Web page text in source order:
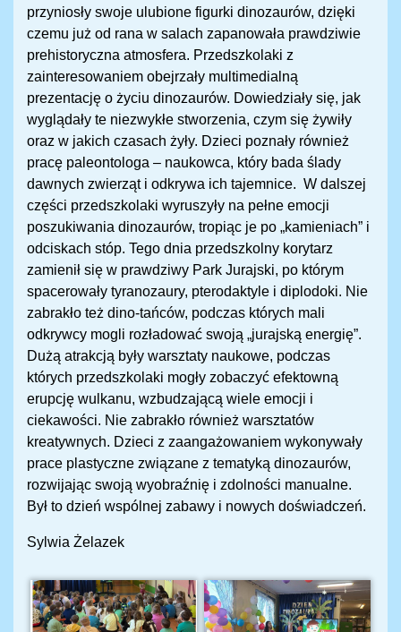
przyniosły swoje ulubione figurki dinozaurów, dzięki
czemu już od rana w salach zapanowała prawdziwie
prehistoryczna atmosfera. Przedszkolaki z
zainteresowaniem obejrzały multimedialną
prezentację o życiu dinozaurów. Dowiedziały się, jak
wyglądały te niezwykłe stworzenia, czym się żywiły
oraz w jakich czasach żyły. Dzieci poznały również
pracę paleontologa – naukowca, który bada ślady
dawnych zwierząt i odkrywa ich tajemnice. W dalszej
części przedszkolaki wyruszyły na pełne emocji
poszukiwania dinozaurów, tropiąc je po „kamieniach” i
odciskach stóp. Tego dnia przedszkolny korytarz
zamienił się w prawdziwy Park Jurajski, po którym
spacerowały tyranozaury, pterodaktyle i diplodoki. Nie
zabrakło też dino-tańców, podczas których mali
odkrywcy mogli rozładować swoją „jurajską energię”.
Dużą atrakcją były warsztaty naukowe, podczas
których przedszkolaki mogły zobaczyć efektowną
erupcję wulkanu, wzbudzającą wiele emocji i
ciekawości. Nie zabrakło również warsztatów
kreatywnych. Dzieci z zaangażowaniem wykonywały
prace plastyczne związane z tematyką dinozaurów,
rozwijając swoją wyobraźnię i zdolności manualne.
Był to dzień wspólnej zabawy i nowych doświadczeń.
Sylwia Żelazek